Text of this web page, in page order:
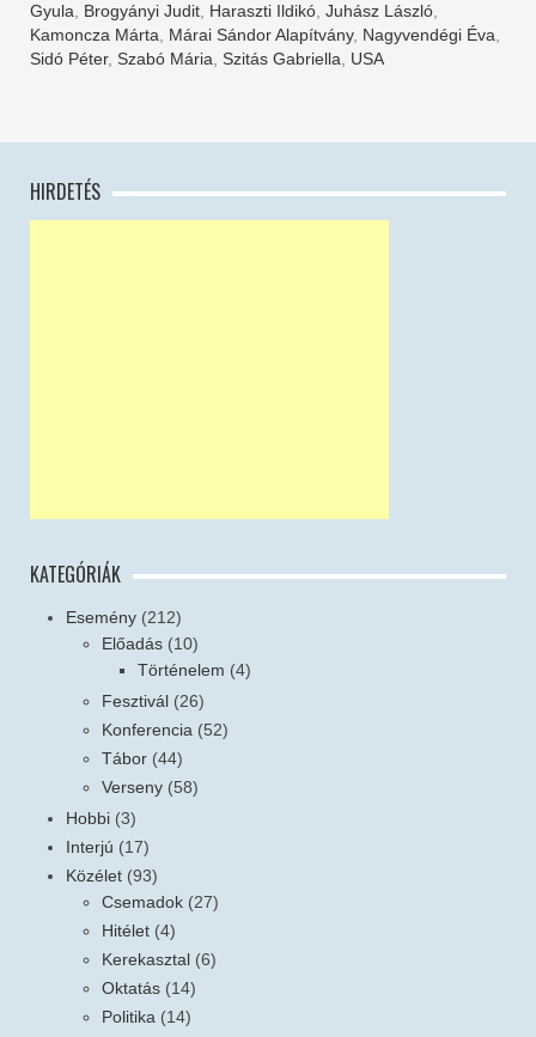
Gyula, Brogyányi Judit, Haraszti Ildikó, Juhász László,
Kamoncza Márta, Márai Sándor Alapítvány, Nagyvendégi Éva,
Sidó Péter, Szabó Mária, Szitás Gabriella, USA
HIRDETÉS
KATEGÓRIÁK
Esemény (212)
Előadás (10)
Történelem (4)
Fesztivál (26)
Konferencia (52)
Tábor (44)
Verseny (58)
Hobbi (3)
Interjú (17)
Közélet (93)
Csemadok (27)
Hitélet (4)
Kerekasztal (6)
Oktatás (14)
Politika (14)